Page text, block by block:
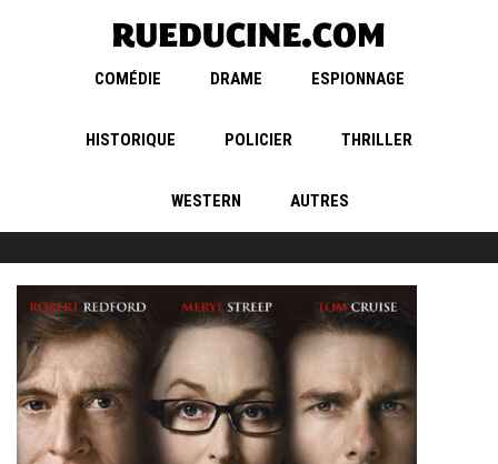
COMÉDIE DRAME ESPIONNAGE
HISTORIQUE POLICIER THRILLER
WESTERN AUTRES